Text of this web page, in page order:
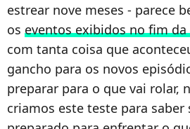
estrear nove meses - parece
os eventos exibidos no fim da
com tanta coisa que
gancho para os novos
preparar para o que vai rolar,
criamos este teste para saber